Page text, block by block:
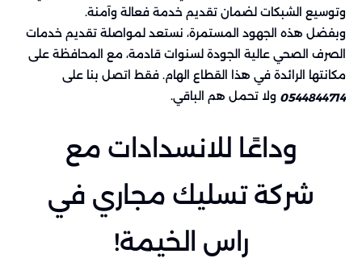
وتوسيع الشبكات لضمان تقديم خدمة فعالة وآمنة.
وبفضل هذه الجهود المستمرة، نستعد لمواصلة تقديم خدمات
الصرف الصحي عالية الجودة لسنوات قادمة، مع المحافظة على
مكانتها الرائدة في هذا القطاع الهام. فقط اتصل بنا على
0544844714 ولا تحمل هم الباقي.
وداعًا للانسدادات مع
شركة تسليك مجاري في
راس الخيمة!